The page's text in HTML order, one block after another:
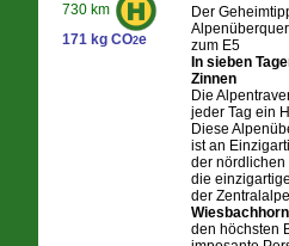
730 km
171 kg CO2e
Der
zum E5
In sieben
Zinnen
Die
jeder Tag ein
Diese
ist an
der
die
der
den höchsten